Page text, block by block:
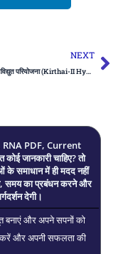
NEXT
किरथई-II जलविद्युत परियोजना (Kirthai-II Hydroelectric Project)
PDF, Current
जानकारी चाहिए? तो
के समाधान में ही मदद नहीं
समय का प्रबंधन करने और
देगी।
बनाएं और अपने सपनों को
करें और अपनी सफलता की